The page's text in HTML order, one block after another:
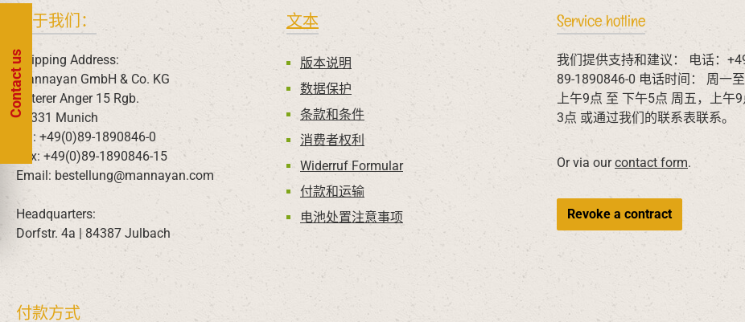
关于我们：
Shipping Address:
Mannayan GmbH & Co. KG
Unterer Anger 15 Rgb.
80331 Munich
Tel: +49(0)89-1890846-0
Fax: +49(0)89-1890846-15
Email: bestellung@mannayan.com
Headquarters:
Dorfstr. 4a | 84387 Julbach
文本
版本说明
数据保护
条款和条件
消费者权利
Widerruf Formular
付款和运输
电池处置注意事项
Service hotline
我们提供支持和建议： 电话：
89-1890846-0 电话时间： 周一至
上午9点 至 下午5点 周五，上午
3点 或通过我们的联系表联系。
Or via ourcontact form.
Revoke a contract
付款方式
Contact us